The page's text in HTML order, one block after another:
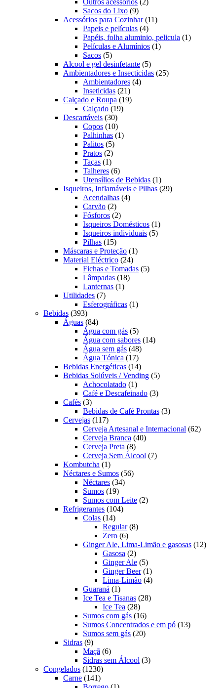
Outros acessórios 2
Sacos do Lixo 99
produtos
Acessórios para Cozinhar 1111
Papeis e películas 44
produtos
Papéis, folha aluminio, pelicula 11
Películas e Alumínios 11
Sacos 55
produtos
Alcool e gel desinfetante 55
produtos
Ambientadores e Insecticidas 2525
Ambientadores 44
Inseticidas 2121
produtos
Calçado e Roupa 1919
Calçado 1919
Descartáveis 3030
produtos
Copos 1010
produtos
Palhinhas 11
Palitos 55
produtos
Pratos 22
produtos
Taças 11
produto
Talheres 66
produtos
Utensílios de Bebidas 11
produto
Isqueiros, Inflamáveis e Pilhas 2929
Acendalhas 44
Carvão 22
produtos
Fósforos 22
produtos
Isqueiros Domésticos 11
produto
Isqueiros individuais 55
Pilhas 1515
produtos
Máscaras e Proteção 11
Material Eléctrico 2424
produtos
Fichas e Tomadas 55
Lâmpadas 1818
Lanternas 11
Utilidades 77
produtos
Esferográficas 11
Bebidas 393393
produtos
Águas 8484
produtos
Água com gás 55
produtos
Água com sabores 1414
Água sem gás 4848
Água Tónica 1717
produtos
Bebidas Energéticas 1414
produtos
Bebidas Solúveis / Vending 55
Achocolatado 11
produto
Café e Descafeinado 33
Cafés 33
produtos
Bebidas de Café Prontas 33
Cervejas 117117
produtos
Cerveja Artesanal e Internacional 6262
Cerveja Branca 4040
Cerveja Preta 88
produtos
Cerveja Sem Álcool 77
Kombutcha 11
produto
Néctares e Sumos 5656
Néctares 3434
Sumos 1919
produtos
Sumos com Leite 22
Refrigerantes 104104
Colas 1414
produtos
Regular 88
Zero 66
produtos
Ginger Ale, Lima-Limão e gasosas 1212
Gasosa 22
produtos
Ginger Ale 55
produtos
Ginger Beer 11
produto
Lima-Limão 44
Guaraná 11
produto
Ice Tea e Tisanas 2828
Ice Tea 2828
produtos
Sumos com gás 1616
produtos
Sumos Concentrados e em pó 1313
Sumos sem gás 2020
Sidras 99
produtos
Maçã 66
produtos
Sidras sem Álcool 33
Congelados 12301230
produtos
Carne 141141